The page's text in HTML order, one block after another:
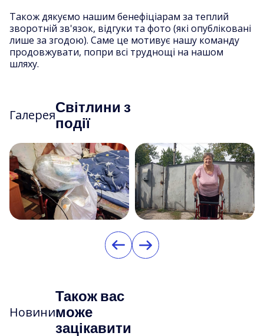
Також дякуємо нашим бенефіціарам за теплий
зворотній зв'язок, відгуки та фото (які опубліковані
лише за згодою). Саме це мотивує нашу команду
продовжувати, попри всі труднощі на нашом
шляху.
ГалереяСвітлини з
події
Новини
Також вас
може
зацікавити